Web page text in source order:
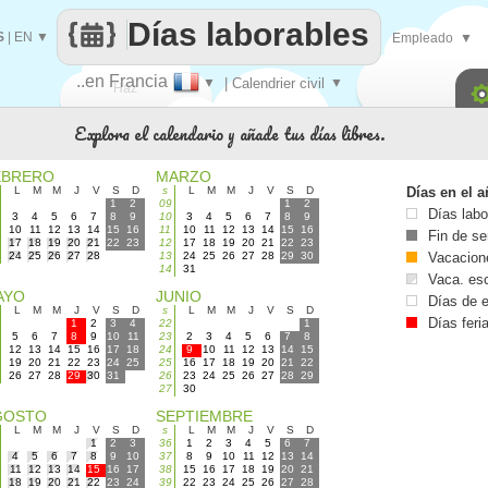
Haz
..en Francia ▼ | Calendrier civil ▼
Días laborables
EN ▼ Empleado ▼
Explora el calendario y añade tus días libres.
L M M J V S
D
1
2
3
4 5 6 7 8
9
10
11 12 13 14 15
16
17
18 19 20 21 22
23
24 25 26 27 28
MARZO
s L M M J V S
D
09
1
2
10
3 4 5 6 7 8
9
11
10 11 12 13 14 15
16
12
17 18 19 20 21 22
23
13
24 25 26 27 28 29
30
14
31
L M M J V S
D
1
2 3
4
5
6 7 8 9 10
11
12
13 14 15 16 17
18
19
20 21 22 23 24
25
26
27 28 29 30 31
JUNIO
s L M M J V S
D
22
1
23
2 3 4 5 6 7
8
24
9 10 11 12 13 14
15
25
16 17 18 19 20 21
22
26
23 24 25 26 27 28
29
27
30
L M M J V S
D
1
2
3
4
5 6 7 8 9
10
11
12 13 14 15 16
17
18
19 20 21 22 23
24
SEPTIEMBRE
s L M M J V S
D
36
1 2 3 4 5 6
7
37
8 9 10 11 12 13
14
38
15 16 17 18 19 20
21
39
22 23 24 25 26 27
28
Días en el
Días
Fin de
Vaca.
Días de
Días